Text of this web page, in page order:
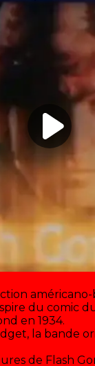
du comic
en 1934.
la bande
de Flash